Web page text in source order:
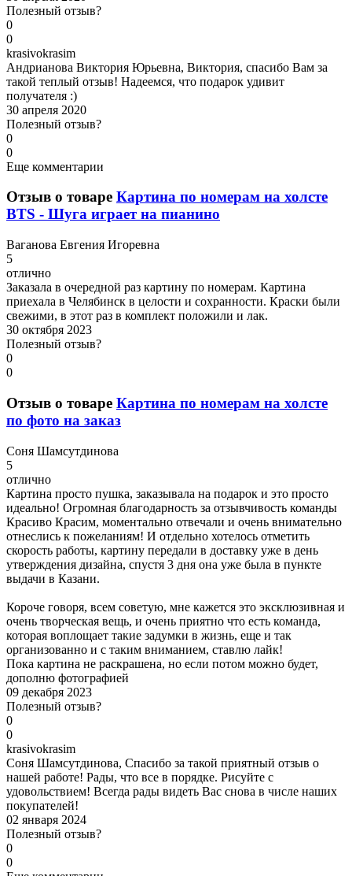
Полезный отзыв?
0
0
krasivokrasim
Андрианова Виктория Юрьевна, Виктория, спасибо Вам за
такой теплый отзыв! Надеемся, что подарок удивит
получателя :)
30 апреля 2020
Полезный отзыв?
0
0
Еще комментарии
Отзыв о товаре Картина по номерам на холсте
BTS - Шуга играет на пианино
Ваганова Евгения Игоревна
5
отлично
Заказала в очередной раз картину по номерам. Картина
приехала в Челябинск в целости и сохранности. Краски были
свежими, в этот раз в комплект положили и лак.
30 октября 2023
Полезный отзыв?
0
0
Отзыв о товаре Картина по номерам на холсте
по фото на заказ
Соня Шамсутдинова
5
отлично
Картина просто пушка, заказывала на подарок и это просто
идеально! Огромная благодарность за отзывчивость команды
Красиво Красим, моментально отвечали и очень внимательно
отнеслись к пожеланиям! И отдельно хотелось отметить
скорость работы, картину передали в доставку уже в день
утверждения дизайна, спустя 3 дня она уже была в пункте
выдачи в Казани.
Короче говоря, всем советую, мне кажется это эксклюзивная и
очень творческая вещь, и очень приятно что есть команда,
которая воплощает такие задумки в жизнь, еще и так
организованно и с таким вниманием, ставлю лайк!
Пока картина не раскрашена, но если потом можно будет,
дополню фотографией
09 декабря 2023
Полезный отзыв?
0
0
krasivokrasim
Соня Шамсутдинова, Спасибо за такой приятный отзыв о
нашей работе! Рады, что все в порядке. Рисуйте с
удовольствием! Всегда рады видеть Вас снова в числе наших
покупателей!
02 января 2024
Полезный отзыв?
0
0